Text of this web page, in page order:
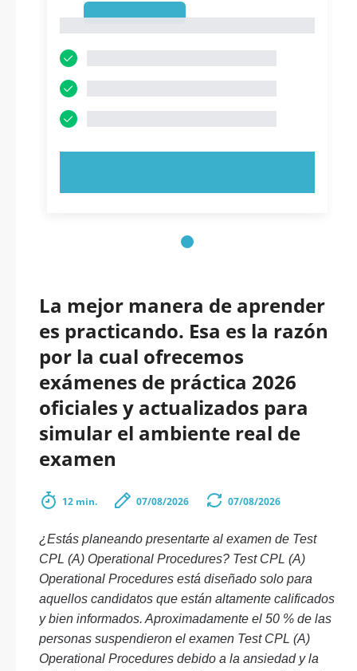
La mejor manera de aprender
es practicando. Esa es la razón
por la cual ofrecemos
exámenes de práctica 2026
oficiales y actualizados para
simular el ambiente real de
examen
12 min. 07/08/2026 07/08/2026
¿Estás planeando presentarte al examen de Test
CPL (A) Operational Procedures? Test CPL (A)
Operational Procedures está diseñado solo para
aquellos candidatos que están altamente calificados
y bien informados. Aproximadamente el 50 % de las
personas suspendieron el examen Test CPL (A)
Operational Procedures debido a la ansiedad y la